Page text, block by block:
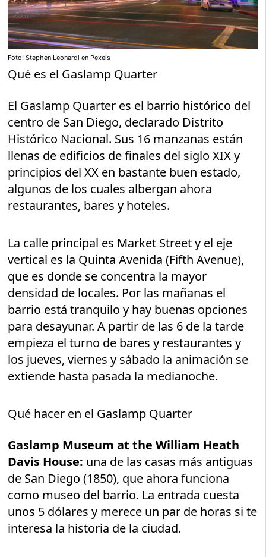
Foto: Stephen Leonardi en Pexels
Qué es el Gaslamp Quarter
El Gaslamp Quarter es el barrio histórico del
centro de San Diego, declarado Distrito
Histórico Nacional. Sus 16 manzanas están
llenas de edificios de finales del siglo XIX y
principios del XX en bastante buen estado,
algunos de los cuales albergan ahora
restaurantes, bares y hoteles.
La calle principal es Market Street y el eje
vertical es la Quinta Avenida (Fifth Avenue),
que es donde se concentra la mayor
densidad de locales. Por las mañanas el
barrio está tranquilo y hay buenas opciones
para desayunar. A partir de las 6 de la tarde
empieza el turno de bares y restaurantes y
los jueves, viernes y sábado la animación se
extiende hasta pasada la medianoche.
Qué hacer en el Gaslamp Quarter
Gaslamp Museum at the William Heath
Davis House: una de las casas más antiguas
de San Diego (1850), que ahora funciona
como museo del barrio. La entrada cuesta
unos 5 dólares y merece un par de horas si te
interesa la historia de la ciudad.